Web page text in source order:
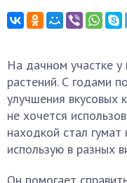
На дачном участке
растений. С годами
улучшения вкусовых
не хочется
находкой стал
использую в разных